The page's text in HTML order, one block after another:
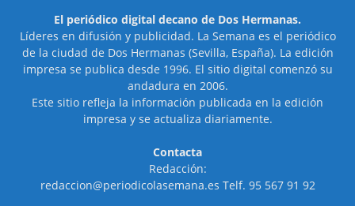
El periódico digital decano de Dos Hermanas.
Líderes en difusión y publicidad. La Semana es el periódico
de la ciudad de Dos Hermanas (Sevilla, España). La edición
impresa se publica desde 1996. El sitio digital comenzó su
andadura en 2006.
Este sitio refleja la información publicada en la edición
impresa y se actualiza diariamente.
Contacta
Redacción:
redaccion@periodicolasemana.es Telf. 95 567 91 92